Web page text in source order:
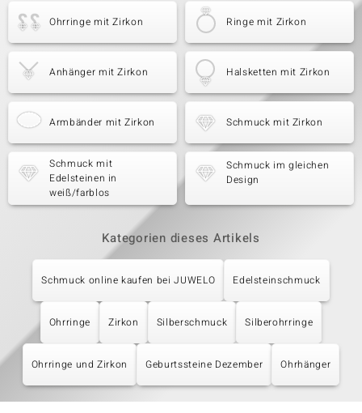
Ohrringe mit Zirkon Ringe mit Zirkon
Anhänger mit Zirkon Halsketten mit Zirkon
Armbänder mit Zirkon Schmuck mit Zirkon
Schmuck mit
Edelsteinen in
weiß/farblos
Schmuck im gleichen
Design
Kategorien dieses Artikels
Schmuck online kaufen bei JUWELO Edelsteinschmuck
Ohrringe Zirkon Silberschmuck Silberohrringe
Ohrringe und Zirkon Geburtssteine Dezember Ohrhänger